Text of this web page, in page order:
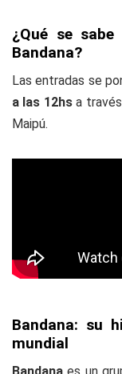
¿Qué se
Bandana?
Las entradas se
a las 12hsa
Maipú.
Bandana: su
mundial